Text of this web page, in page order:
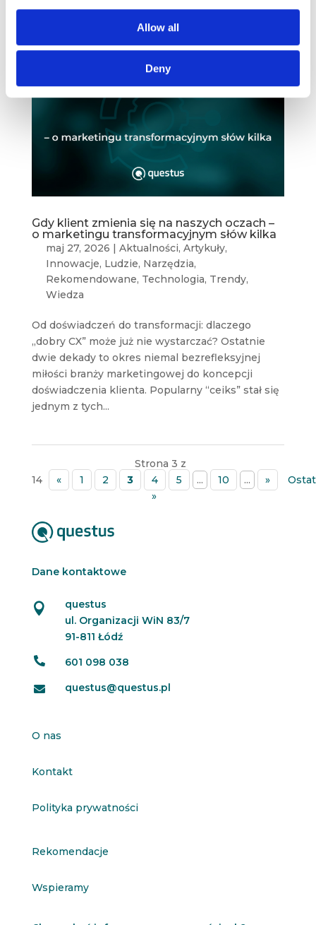
Allow all
Deny
Gdy klient zmienia się na naszych oczach –
o marketingu transformacyjnym słów kilka
maj 27, 2026 | Aktualności, Artykuły,
Innowacje, Ludzie, Narzędzia,
Rekomendowane, Technologia, Trendy,
Wiedza
Od doświadczeń do transformacji: dlaczego
„dobry CX” może już nie wystarczać? Ostatnie
dwie dekady to okres niemal bezrefleksyjnej
miłości branży marketingowej do koncepcji
doświadczenia klienta. Popularny “ceiks” stał się
jednym z tych...
Strona 3 z
14
« 1 2 3 4 5 ... 10 ... »
»
Dane kontaktowe

questus
ul. Organizacji WiN 83/7
91-811 Łódź
 601 098 038
 questus@questus.pl
O nas
Kontakt
Polityka prywatności
Rekomendacje
Wspieramy